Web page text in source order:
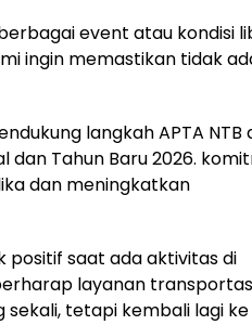
event atau kondisi
ingin memastikan tidak
langkah APTA NTB
Tahun Baru 2026.
dan meningkatkan
positif saat ada aktivitas di
layanan
tetapi kembali lagi ke